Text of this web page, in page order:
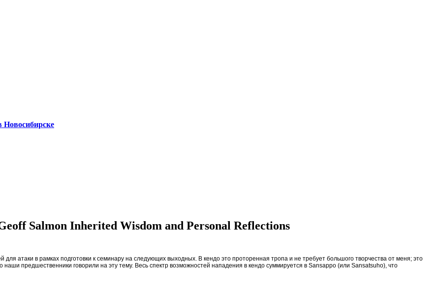
Новосибирске
Salmon Inherited Wisdom and Personal Reflections
атаки в рамках подготовки к семинару на следующих выходных. В кендо это проторенная тропа и не требует большого творчества от меня; это
предшественники говорили на эту тему. Весь спектр возможностей нападения в кендо суммируется в Sansappo (или Sansatsuho), что